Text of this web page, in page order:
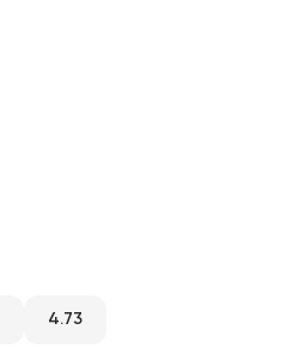
4.73